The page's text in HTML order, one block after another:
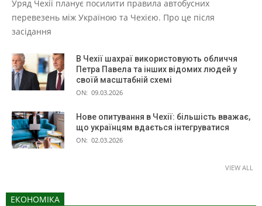
Уряд Чехії планує посилити правила автобусних
перевезень між Україною та Чехією. Про це після
засідання
В Чехії шахраї використовують обличчя
Петра Павела та інших відомих людей у
своїй масштабній схемі
ON: 09.03.2026
Нове опитування в Чехії: більшість вважає,
що українцям вдається інтегруватися
ON: 02.03.2026
VIEW ALL
ЕКОНОМІКА